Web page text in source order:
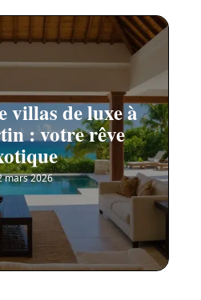
villas de luxe à
: votre rêve
mars 2026